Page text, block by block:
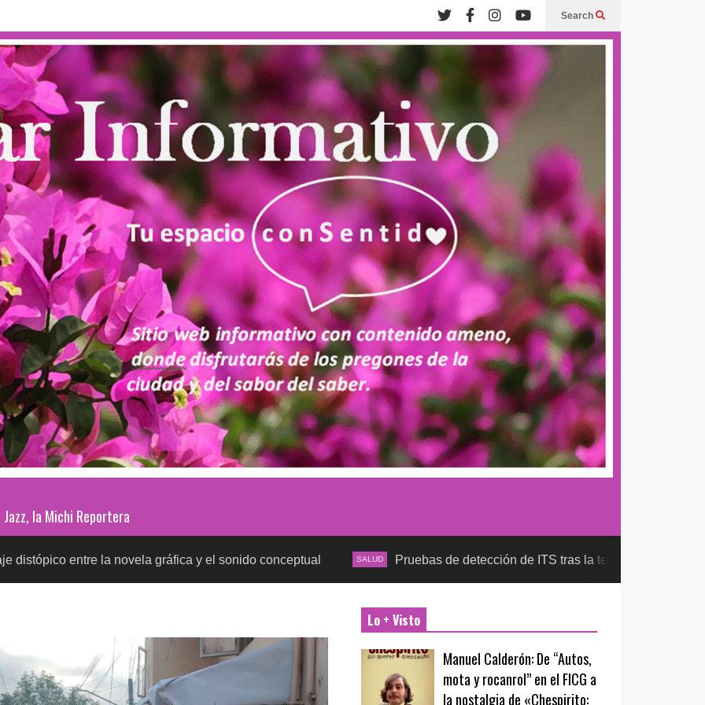
Search
Jazz, la Michi Reportera
la novela gráfica y el sonido conceptual SALUD Pruebas de detección de ITS tras la temporada futbolera,
Lo + Visto
Manuel Calderón: De “Autos,
mota y rocanrol” en el FICG a
la nostalgia de «Chespirito: